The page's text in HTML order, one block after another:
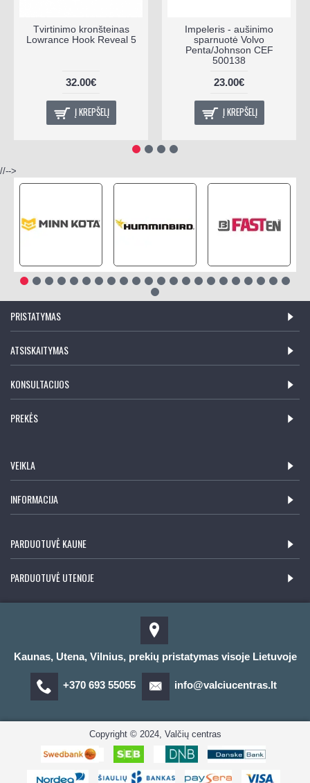
Tvirtinimo kronšteinas
Lowrance Hook Reveal 5
32.00€
Į KREPŠELĮ
Impeleris - aušinimo
sparnuotė Volvo
Penta/Johnson CEF
500138
23.00€
Į KREPŠELĮ
//-->
PRISTATYMAS
ATSISKAITYMAS
KONSULTACIJOS
PREKĖS
VEIKLA
INFORMACIJA
PARDUOTUVĖ KAUNE
PARDUOTUVĖ UTENOJE
Kaunas, Utena, Vilnius, prekių pristatymas visoje Lietuvoje
+370 693 55055 info@valciucentras.lt
Copyright © 2024, Valčių centras